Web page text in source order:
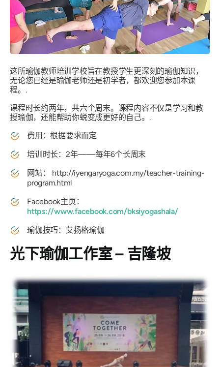
这所瑜伽教师培训学校旨在教授学生更深刻的瑜伽知识，
无论您已经是瑜伽老师还是初学者，都欢迎您参加本课
程。.
课程时长约两年，共六个周末。课程内容不仅是学习和教
授瑜伽，还能帮助你蜕变成更好的自己。.
费用：根据要求而定
培训时长：2年——每年6个长周末
网站： http://iyengaryoga.com.my/teacher-training-
program.html
Facebook主页：
https://www.facebook.com/bksiyogashala/
瑜伽技巧：艾扬格瑜伽
光下瑜伽工作室 – 吉隆坡